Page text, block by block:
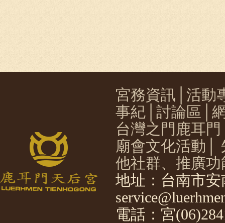
宮務資訊
活動
事紀
討論區
台灣之門鹿耳門
廟會文化活動
他社群、推廣功
地址：台南市
電話：宮